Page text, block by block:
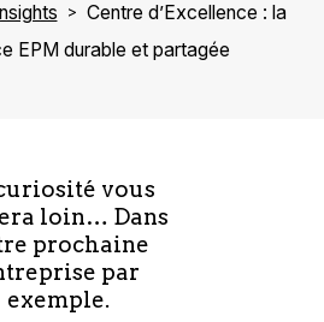
Centre d’Excellence : la
EPM durable et partagée
vous
loin… Dans
prochaine
par
exemple.